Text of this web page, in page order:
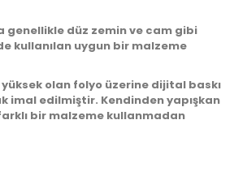
genellikle düz zemin ve cam gibi
kullanılan uygun bir malzeme
yüksek olan folyo üzerine dijital baskı
imal edilmiştir. Kendinden yapışkan
bir malzeme kullanmadan